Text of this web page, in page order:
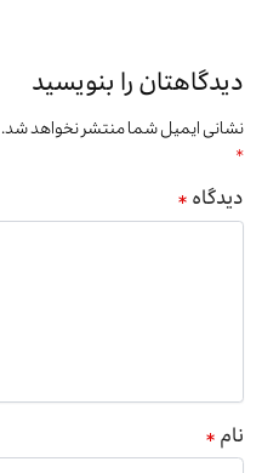
دیدگاهتان را بنویسید
نشانی ایمیل شما منتشر نخواهد شد.
*
دیدگاه *
نام *